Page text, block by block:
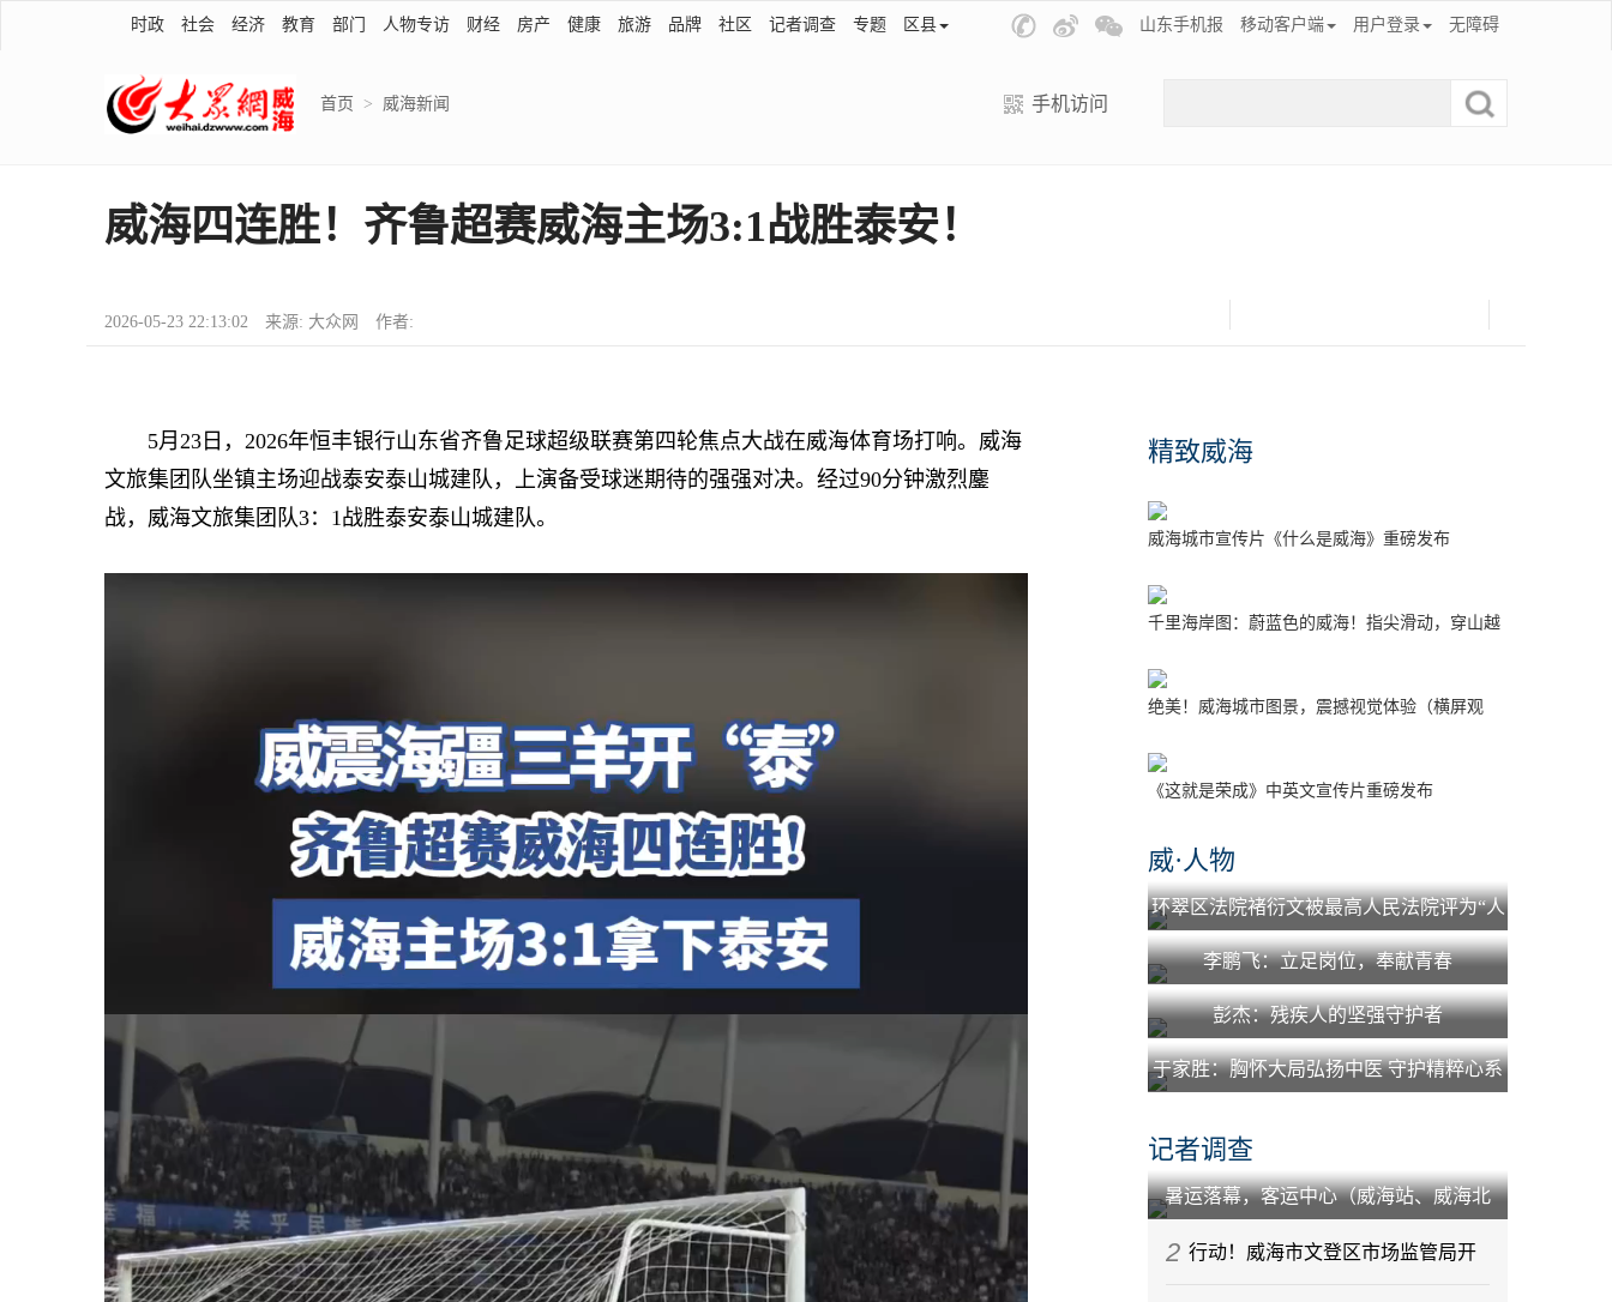
时政 社会 经济 教育 部门 人物专访 财经 房产 健康 旅游 品牌 社区 记者调查 专题 区县 山东手机报 移动客户端 用户登录 无障碍
首页 > 威海新闻 手机访问
威海四连胜！齐鲁超赛威海主场3:1战胜泰安！
2026-05-23 22:13:02 来源: 大众网 作者:
5月23日，2026年恒丰银行山东省齐鲁足球超级联赛第四轮焦点大战在威海体育场打响。威海
文旅集团队坐镇主场迎战泰安泰山城建队，上演备受球迷期待的强强对决。经过90分钟激烈鏖
战，威海文旅集团队3：1战胜泰安泰山城建队。
精致威海
威海城市宣传片《什么是威海》重磅发布
千里海岸图：蔚蓝色的威海！指尖滑动，穿山越
绝美！威海城市图景，震撼视觉体验（横屏观
《这就是荣成》中英文宣传片重磅发布
威·人物
环翠区法院褚衍文被最高人民法院评为“人
民法院少年法庭工作先进个人”
李鹏飞：立足岗位，奉献青春
彭杰：残疾人的坚强守护者
于家胜：胸怀大局弘扬中医 守护精粹心系
记者调查
暑运落幕，客运中心（威海站、威海北
站）到发旅客212.88万人次
2 行动！威海市文登区市场监管局开